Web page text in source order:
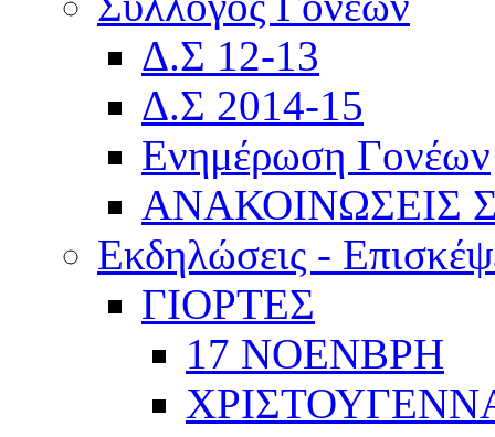
Δ.Σ 12-13
Δ.Σ 2014-15
Ενημέρωση Γονέων
ΑΝΑΚΟΙΝΩΣΕΙΣ
Εκδηλώσεις -
ΓΙΟΡΤΕΣ
17 ΝΟΕΝΒΡΗ